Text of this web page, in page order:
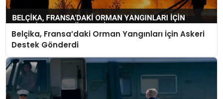
Belçika, Fransa’daki Orman Yangınları İçin Askeri
Destek Gönderdi